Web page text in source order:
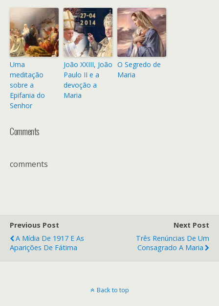
Uma
meditação
sobre a
Epifania do
Senhor
João XXIII, João
Paulo II e a
devoção a
Maria
O Segredo de
Maria
Comments
comments
Previous Post
A Mídia De 1917 E As
Aparições De Fátima
Next Post
Três Renúncias De Um
Consagrado A Maria
Back to top